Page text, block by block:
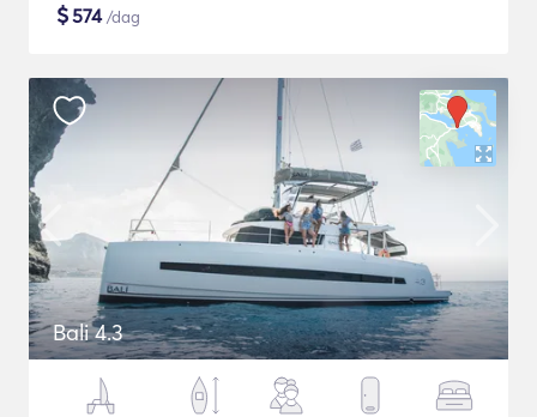
$574/dag
Bali 4.3